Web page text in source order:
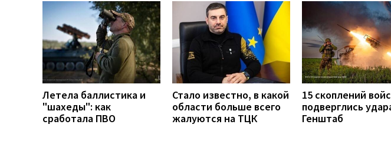
Летела баллистика и
"шахеды": как
сработала ПВО
Стало известно, в какой
области больше всего
жалуются на ТЦК
15 скоплений
подверглись
Генштаб